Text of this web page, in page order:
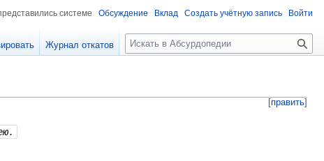
[править]
системе Обсуждение Вклад Создать учётную запись Войти
Журнал откатов
П
о
к